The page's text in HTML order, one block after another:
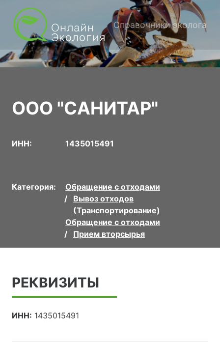
Справочники эколога
ООО "САНИТАР"
ИНН: 1435015491
Категория:
Обращение с отходами
Вывоз отходов
(Транспортирование)
Обращение с отходами
Прием вторсырья
РЕКВИЗИТЫ
ИНН: 1435015491